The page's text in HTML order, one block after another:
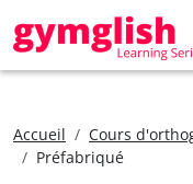
Accueil Cours
Préfabriqué